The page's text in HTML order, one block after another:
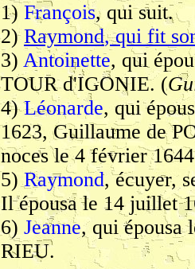
1) François, qui suit.
2)Raymond, qui fit
3) Antoinette, qui
TOUR d'IGONIE. (
4)Léonarde, qui
1623, Guillaume de
noces le 4 février
5)Raymond, écuyer,
Il épousa le 14 juillet
6) Jeanne, qui épousa
RIEU.